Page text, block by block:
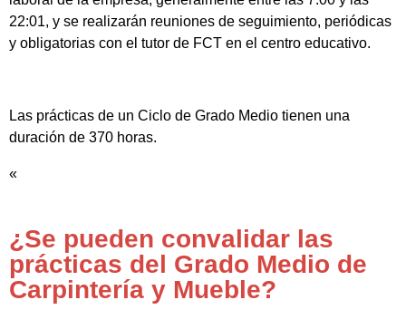
22:01, y se realizarán reuniones de seguimiento, periódicas
y obligatorias con el tutor de FCT en el centro educativo.
Las prácticas de un Ciclo de Grado Medio tienen una
duración de 370 horas.
«
¿Se pueden convalidar las
prácticas del Grado Medio de
Carpintería y Mueble?